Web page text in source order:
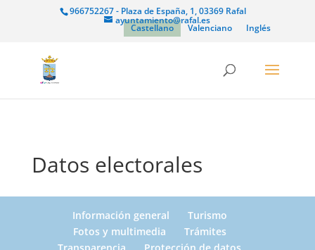
966752267 - Plaza de España, 1, 03369 Rafal
ayuntamiento@rafal.es
Castellano Valenciano Inglés
Datos electorales
Información general
Turismo
Fotos y multimedia
Trámites